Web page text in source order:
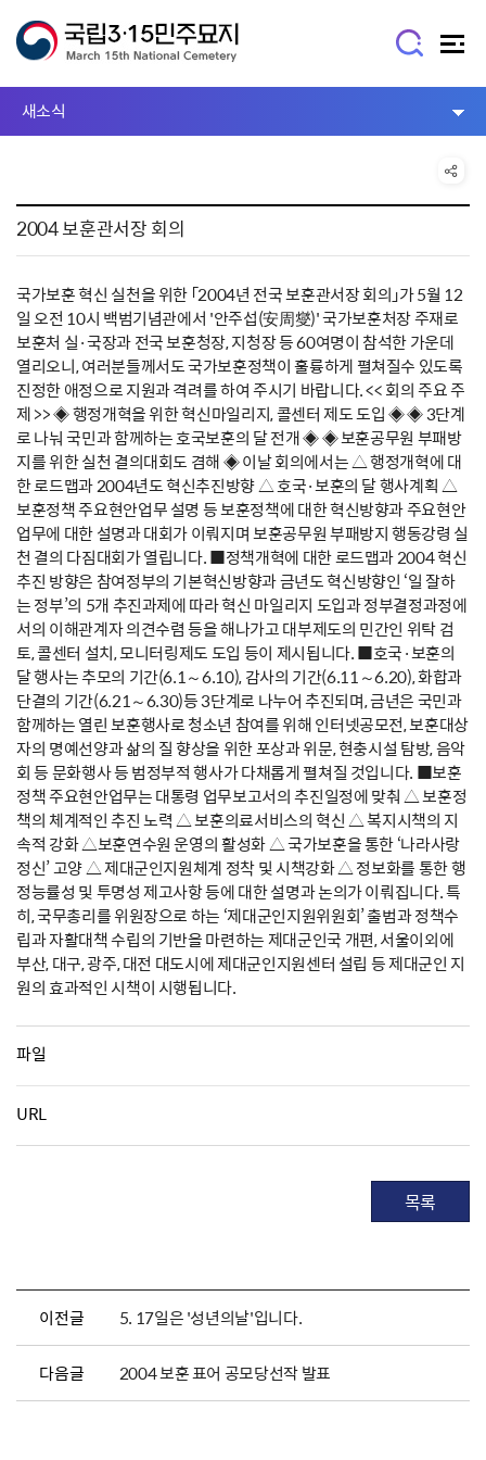
새소식
2004 보훈관서장 회의
국가보훈 혁신 실천을 위한 「2004년 전국 보훈관서장 회의」가 5월 12
일 오전 10시 백범기념관에서 '안주섭(安周燮)' 국가보훈처장 주재로
보훈처 실·국장과 전국 보훈청장, 지청장 등 60여명이 참석한 가운데
열리오니, 여러분들께서도 국가보훈정책이 훌륭하게 펼쳐질수 있도록
진정한 애정으로 지원과 격려를 하여 주시기 바랍니다. << 회의 주요 주
제 >> ◈ 행정개혁을 위한 혁신마일리지, 콜센터 제도 도입 ◈ ◈ 3단계
로 나눠 국민과 함께하는 호국보훈의 달 전개 ◈ ◈ 보훈공무원 부패방
지를 위한 실천 결의대회도 겸해 ◈ 이날 회의에서는 △ 행정개혁에 대
한 로드맵과 2004년도 혁신추진방향 △ 호국·보훈의 달 행사계획 △
보훈정책 주요현안업무 설명 등 보훈정책에 대한 혁신방향과 주요현안
업무에 대한 설명과 대회가 이뤄지며 보훈공무원 부패방지 행동강령 실
천 결의 다짐대회가 열립니다. ■정책개혁에 대한 로드맵과 2004 혁신
추진 방향은 참여정부의 기본혁신방향과 금년도 혁신방향인 ‘일 잘하
는 정부’의 5개 추진과제에 따라 혁신 마일리지 도입과 정부결정과정에
서의 이해관계자 의견수렴 등을 해나가고 대부제도의 민간인 위탁 검
토, 콜센터 설치, 모니터링제도 도입 등이 제시됩니다. ■호국·보훈의
달 행사는 추모의 기간(6.1～6.10), 감사의 기간(6.11～6.20), 화합과
단결의 기간(6.21～6.30)등 3단계로 나누어 추진되며, 금년은 국민과
함께하는 열린 보훈행사로 청소년 참여를 위해 인터넷공모전, 보훈대상
자의 명예선양과 삶의 질 향상을 위한 포상과 위문, 현충시설 탐방, 음악
회 등 문화행사 등 범정부적 행사가 다채롭게 펼쳐질 것입니다. ■보훈
정책 주요현안업무는 대통령 업무보고서의 추진일정에 맞춰 △ 보훈정
책의 체계적인 추진 노력 △ 보훈의료서비스의 혁신 △ 복지시책의 지
속적 강화 △보훈연수원 운영의 활성화 △ 국가보훈을 통한 ‘나라사랑
정신’ 고양 △ 제대군인지원체계 정착 및 시책강화 △ 정보화를 통한 행
정능률성 및 투명성 제고사항 등에 대한 설명과 논의가 이뤄집니다. 특
히, 국무총리를 위원장으로 하는 ‘제대군인지원위원회’ 출범과 정책수
립과 자활대책 수립의 기반을 마련하는 제대군인국 개편, 서울이외에
부산, 대구, 광주, 대전 대도시에 제대군인지원센터 설립 등 제대군인 지
원의 효과적인 시책이 시행됩니다.
파일
URL
목록
이전글 5. 17일은 '성년의날'입니다.
다음글 2004 보훈 표어 공모당선작 발표